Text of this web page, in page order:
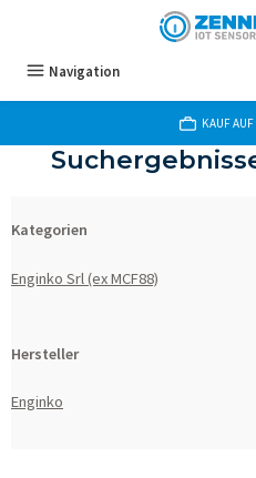
Zum Hauptinhalt springen
Navigation
KAUF
Kategorien
Enginko Srl (ex MCF88)
Hersteller
Enginko